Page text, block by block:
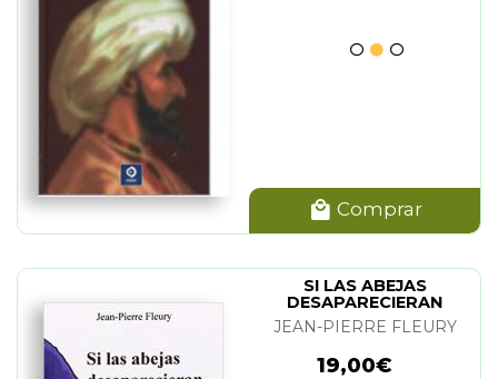
Comprar
SI LAS ABEJAS
DESAPARECIERAN
JEAN-PIERRE FLEURY
19,00€